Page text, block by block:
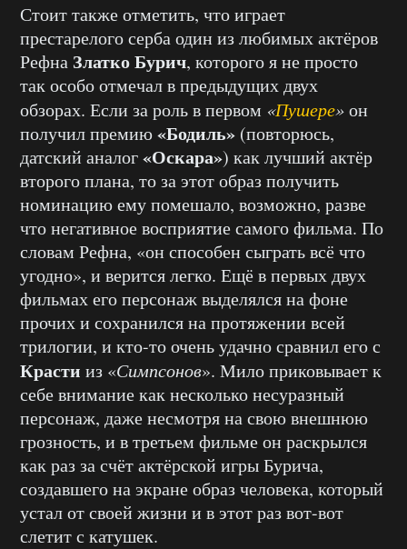
Стоит также отметить, что играет
престарелого серба один из любимых актёров
Рефна Златко Бурич, которого я не просто
так особо отмечал в предыдущих двух
обзорах. Если за роль в первом «Пушере»он
получил премию«Бодиль» (повторюсь,
датский аналог«Оскара») как лучший актёр
второго плана, то за этот образ получить
номинацию ему помешало, возможно, разве
что негативное восприятие самого фильма. По
словам Рефна, «он способен сыграть всё что
угодно», и верится легко. Ещё в первых двух
фильмах его персонаж выделялся на фоне
прочих и сохранился на протяжении всей
трилогии, и кто-то очень удачно сравнил его с
Красти из «Симпсонов». Мило приковывает к
себе внимание как несколько несуразный
персонаж, даже несмотря на свою внешнюю
грозность, и в третьем фильме он раскрылся
как раз за счёт актёрской игры Бурича,
создавшего на экране образ человека, который
устал от своей жизни и в этот раз вот-вот
слетит с катушек.